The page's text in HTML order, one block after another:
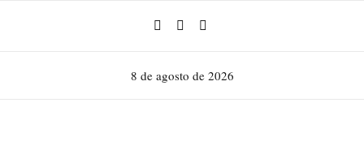
8 de agosto de 2026